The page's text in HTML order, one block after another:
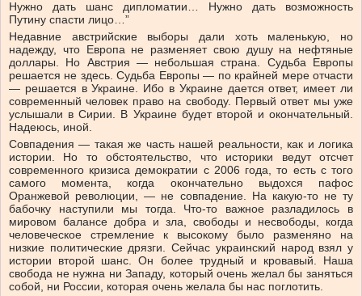
Нужно дать шанс дипломатии… Нужно дать возможность
Путину спасти лицо…”
Недавние австрийские выборы дали хоть маленькую, но
надежду, что Европа не разменяет свою душу на нефтяные
доллары. Но Австрия — небольшая страна. Судьба Европы
решается не здесь. Судьба Европы — по крайней мере отчасти
— решается в Украине. Ибо в Украине дается ответ, имеет ли
современный человек право на свободу. Первый ответ мы уже
услышали в Сирии. В Украине будет второй и окончательный.
Надеюсь, иной.
Совпадения — такая же часть нашей реальности, как и логика
истории. Но то обстоятельство, что историки ведут отсчет
современного кризиса демократии с 2006 года, то есть с того
самого момента, когда окончательно выдохся пафос
Оранжевой революции, — не совпадение. На какую-то не ту
бабочку наступили мы тогда. Что-то важное разладилось в
мировом балансе добра и зла, свободы и несвободы, когда
человеческое стремление к высокому было разменяно на
низкие политические дрязги. Сейчас украинский народ взял у
истории второй шанс. Он более трудный и кровавый. Наша
свобода не нужна ни Западу, который очень желал бы заняться
собой, ни России, которая очень желала бы нас поглотить.